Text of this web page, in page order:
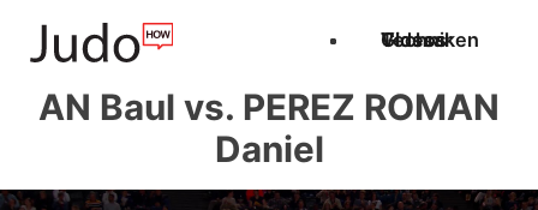
Techniken
Videos
Glossar
AN Baul vs. PEREZ ROMAN
Daniel